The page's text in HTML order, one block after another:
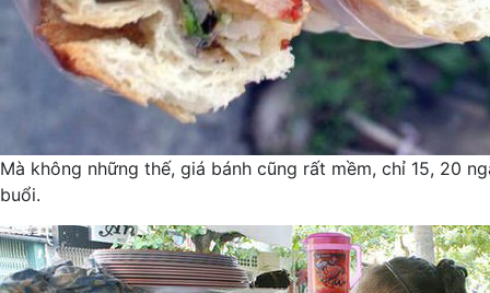
Mà không những thế, giá bánh cũng rất mềm, chỉ 15, 20
buổi.